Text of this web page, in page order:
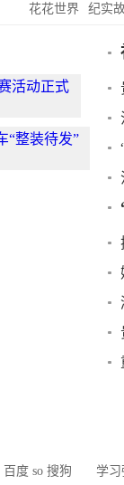
花花世界 纪实
百度 so 搜狗 学习